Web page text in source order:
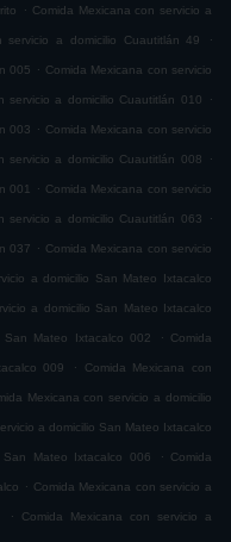
. Comida Mexicana con servicio a
servicio a domicilio Cuautitlán 49 .
005 . Comida Mexicana con servicio
servicio a domicilio Cuautitlán 010 .
003 . Comida Mexicana con servicio
servicio a domicilio Cuautitlán 008 .
001 . Comida Mexicana con servicio
servicio a domicilio Cuautitlán 063 .
037 . Comida Mexicana con servicio
a domicilio San Mateo Ixtacalco
a domicilio San Mateo Ixtacalco
San Mateo Ixtacalco 002 . Comida
009 . Comida Mexicana con
Mexicana con servicio a domicilio
a domicilio San Mateo Ixtacalco
San Mateo Ixtacalco 006 . Comida
. Comida Mexicana con servicio a
. Comida Mexicana con servicio a